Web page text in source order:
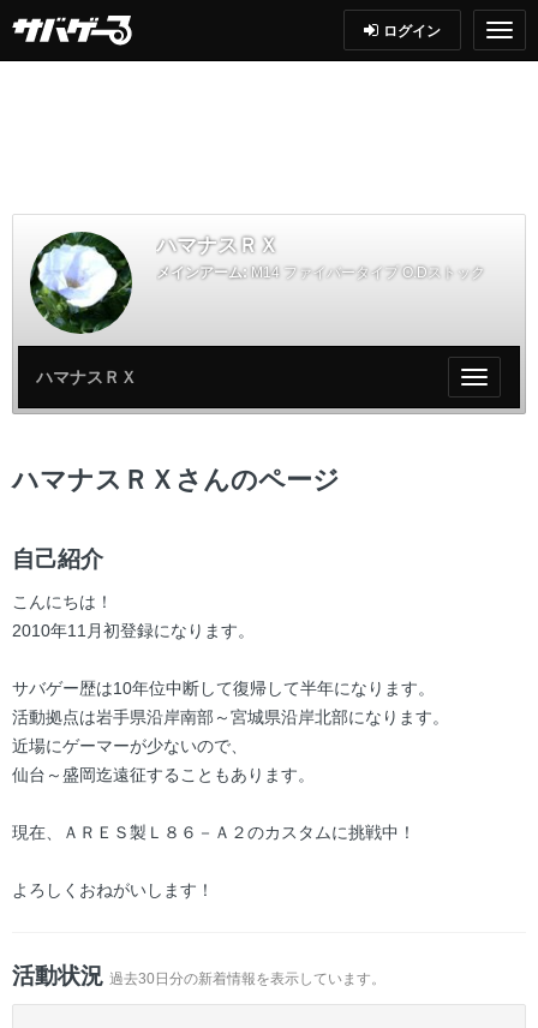
ログイン
ハマナスＲＸ
メインアーム: M14 ファイバータイプ O.Dストック
My
ペ
ハマナスＲＸ
ハマナスＲＸさんのページ
自己紹介
こんにちは！
2010年11月初登録になります。
サバゲー歴は10年位中断して復帰して半年になります。
活動拠点は岩手県沿岸南部～宮城県沿岸北部になります。
近場にゲーマーが少ないので、
仙台～盛岡迄遠征することもあります。
現在、ＡＲＥＳ製Ｌ８６－Ａ２のカスタムに挑戦中！
よろしくおねがいします！
活動状況 過去30日分の新着情報を表示しています。